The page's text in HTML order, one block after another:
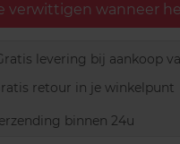
verwittigen wanneer
levering bij aankoop
retour in je winkelpunt
binnen 24u